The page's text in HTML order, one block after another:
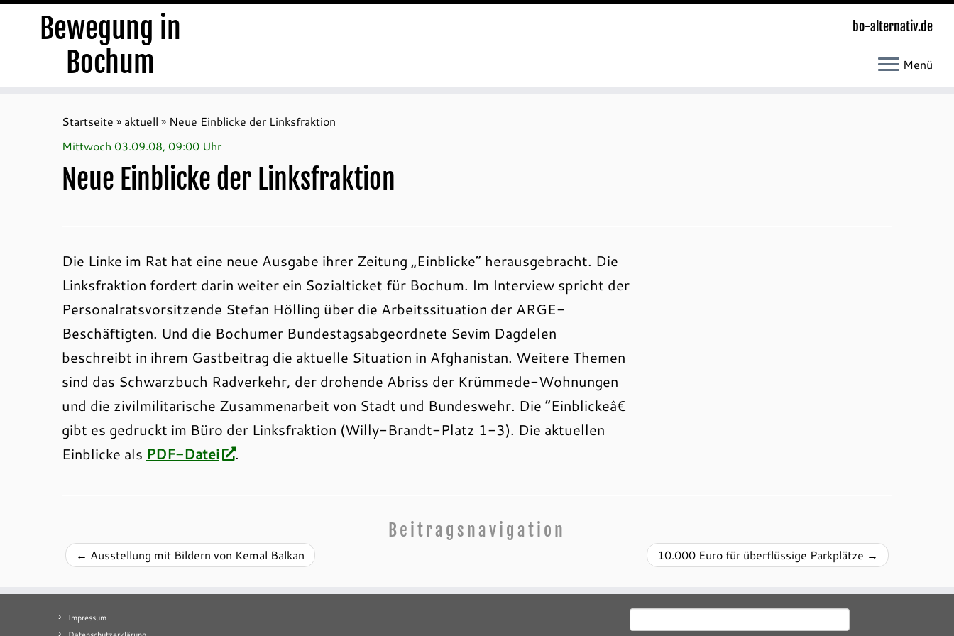
Bewegung in
Bochum
bo-alternativ.de
Menü
Startseite » aktuell » Neue Einblicke der Linksfraktion
Mittwoch 03.09.08, 09:00 Uhr
Neue Einblicke der Linksfraktion
Die Linke im Rat hat eine neue Ausgabe ihrer Zeitung „Einblicke“ herausgebracht. Die
Linksfraktion fordert darin weiter ein Sozialticket für Bochum. Im Interview spricht der
Personalratsvorsitzende Stefan Hölling über die Arbeitssituation der ARGE-
Beschäftigten. Und die Bochumer Bundestagsabgeordnete Sevim Dagdelen
beschreibt in ihrem Gastbeitrag die aktuelle Situation in Afghanistan. Weitere Themen
sind das Schwarzbuch Radverkehr, der drohende Abriss der Krümmede-Wohnungen
und die zivilmilitarische Zusammenarbeit von Stadt und Bundeswehr. Die “Einblickeâ€
gibt es gedruckt im Büro der Linksfraktion (Willy-Brandt-Platz 1-3). Die aktuellen
Einblicke als PDF-Datei .
Beitragsnavigation
← Ausstellung mit Bildern von Kemal Balkan 10.000 Euro für überflüssige Parkplätze →
Impressum
Suchen
nach: